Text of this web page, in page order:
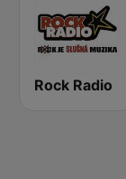
Rock Radio